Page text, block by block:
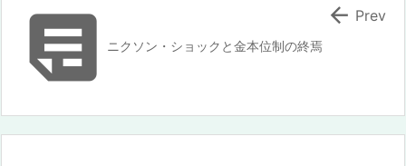
ニクソン・ショックと金本位制の終焉
 Prev